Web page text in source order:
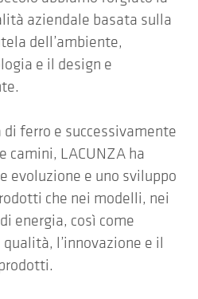
aziendale basata sulla
dell’ambiente,
e il design e
ferro e successivamente
camini, LACUNZA ha
evoluzione e uno sviluppo
che nei modelli, nei
energia, così come
l’innovazione e il